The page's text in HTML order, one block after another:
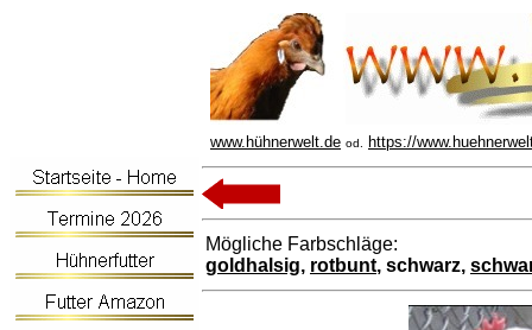
www.hühnerwelt.de od. https://
Mögliche Farbschläge:
goldhalsig, rotbunt, schwarz,